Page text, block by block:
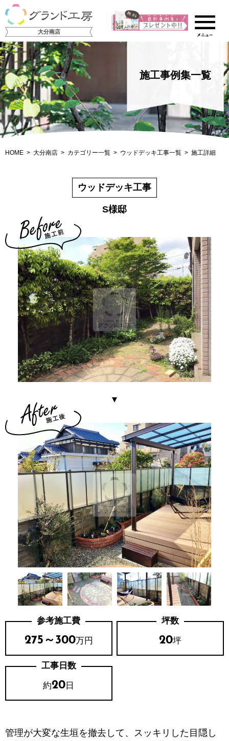
大分南店
施工事例集一覧
HOME 大分南店 カテゴリー一覧 ウッドデッキ工事一覧 施工詳細
ウッドデッキ工事
S様邸
参考施工費
275～300万円
坪数
20坪
工事日数
約20 日
管理が大変な生垣を撤去して、スッキリした目隠し